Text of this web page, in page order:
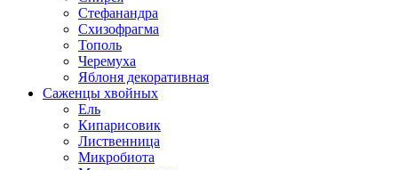
Стефанандра
Схизофрагма
Тополь
Черемуха
Яблоня декоративная
Саженцы хвойных
Ель
Кипарисовик
Лиственница
Микробиота